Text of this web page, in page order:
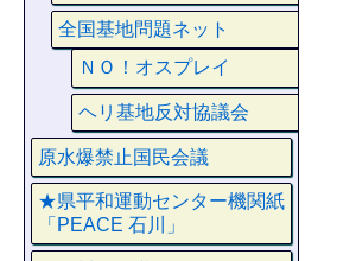
全国基地問題ネット
ＮＯ！オスプレイ
ヘリ基地反対協議会
原水爆禁止国民会議
★県平和運動センター機関紙
「PEACE 石川」